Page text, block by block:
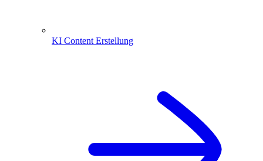
KI Content Erstellung